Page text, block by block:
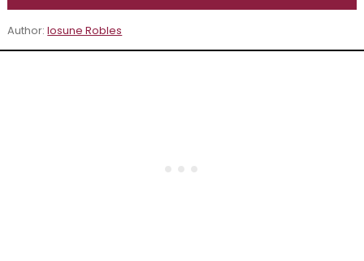
Author:Iosune Robles